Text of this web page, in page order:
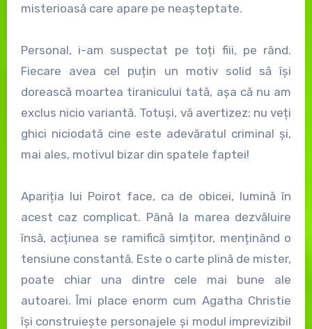
misterioasă care apare pe neașteptate.
Personal, i-am suspectat pe toți fiii, pe rând.
Fiecare avea cel puțin un motiv solid să își
dorească moartea tiranicului tată, așa că nu am
exclus nicio variantă. Totuși, vă avertizez: nu veți
ghici niciodată cine este adevăratul criminal și,
mai ales, motivul bizar din spatele faptei!
Apariția lui Poirot face, ca de obicei, lumină în
acest caz complicat. Până la marea dezvăluire
însă, acțiunea se ramifică simțitor, menținând o
tensiune constantă. Este o carte plină de mister,
poate chiar una dintre cele mai bune ale
autoarei. Îmi place enorm cum Agatha Christie
își construiește personajele și modul imprevizibil